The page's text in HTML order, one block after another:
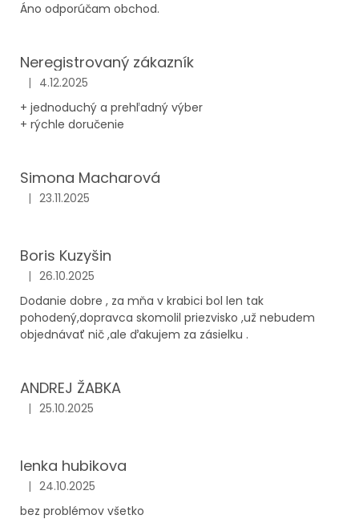
Áno odporúčam obchod.
Neregistrovaný zákazník
Hodnotenie obchodu je 5 z 5 hviezdičiek.
| 4.12.2025
+ jednoduchý a prehľadný výber
+ rýchle doručenie
Simona Macharová
Hodnotenie obchodu je 5 z 5 hviezdičiek.
| 23.11.2025
Boris Kuzyšin
Hodnotenie obchodu je 5 z 5 hviezdičiek.
| 26.10.2025
Dodanie dobre , za mňa v krabici bol len tak
pohodený,dopravca skomolil priezvisko ,už nebudem
objednávať nič ,ale ďakujem za zásielku .
ANDREJ ŽABKA
Hodnotenie obchodu je 5 z 5 hviezdičiek.
| 25.10.2025
lenka hubikova
Hodnotenie obchodu je 5 z 5 hviezdičiek.
| 24.10.2025
bez problémov všetko